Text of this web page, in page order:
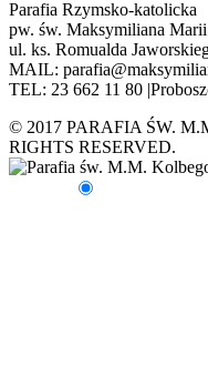
Parafia Rzymsko-katolicka
pw. św. Maksymiliana
ul. ks. Romualda
MAIL:
TEL: 23 662 11 80
© 2017 PARAFIA ŚW.
RIGHTS RESERVED.